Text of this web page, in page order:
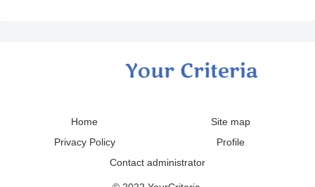
Home
Site map
Privacy Policy
Profile
Contact administrator